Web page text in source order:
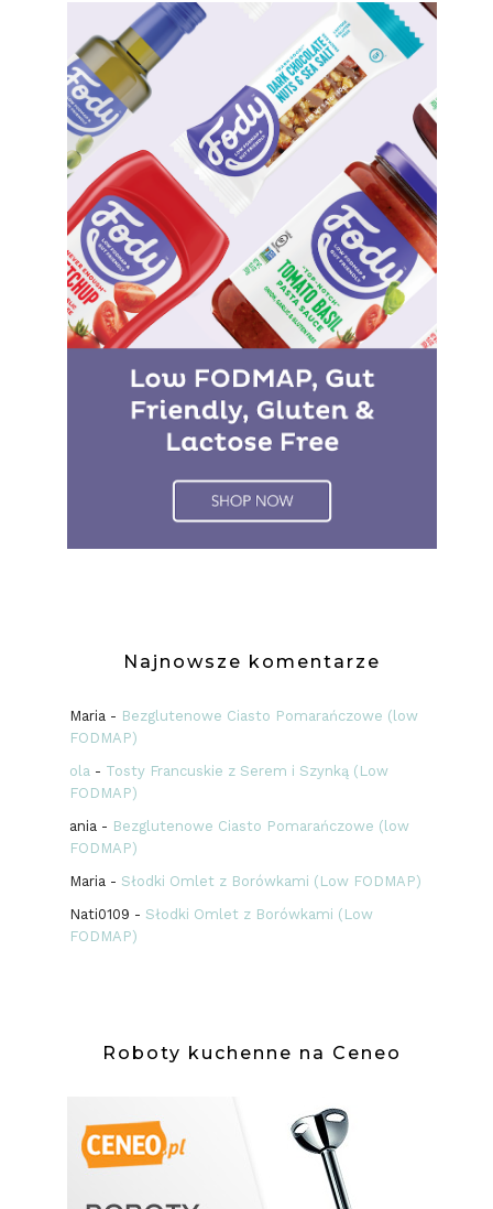
Najnowsze komentarze
Maria- Bezglutenowe Ciasto Pomarańczowe (low
FODMAP)
ola- Tosty Francuskie z Serem i Szynką (Low
FODMAP)
ania- Bezglutenowe Ciasto Pomarańczowe (low
FODMAP)
Maria- Słodki Omlet z Borówkami (Low FODMAP)
Nati0109 - Słodki Omlet z Borówkami (Low
FODMAP)
Roboty kuchenne na Ceneo